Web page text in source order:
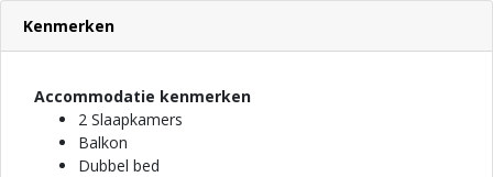
Kenmerken
Accommodatie kenmerken
2 Slaapkamers
Balkon
Dubbel bed